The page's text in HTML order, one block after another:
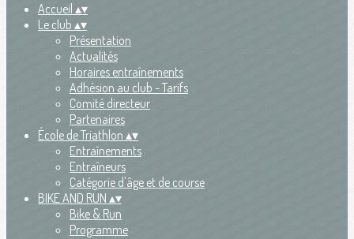
Accueil ▴▾
Le club ▴▾
Présentation
Actualités
Horaires entraînements
Adhésion au club - Tarifs
Comité directeur
Partenaires
École de Triathlon ▴▾
Entraînements
Entraîneurs
Catégorie d'âge et de course
BIKE AND RUN ▴▾
Bike & Run
Programme